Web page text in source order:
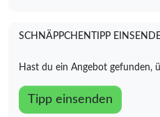
SCHNÄPPCHENTIPP
Hast du ein Angebot gefunden,
Tipp einsenden